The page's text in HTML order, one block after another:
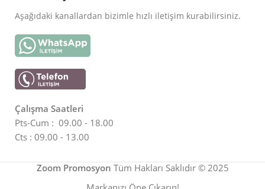
Aşağıdaki kanallardan bizimle hızlı iletişim kurabilirsiniz.
Çalışma Saatleri
Pts-Cum : 09.00 - 18.00
Cts : 09.00 - 13.00
Zoom Promosyon Tüm Hakları Saklıdır © 2025